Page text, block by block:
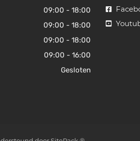
09:00 - 18:00
09:00 - 18:00
09:00 - 18:00
09:00 - 16:00
Gesloten